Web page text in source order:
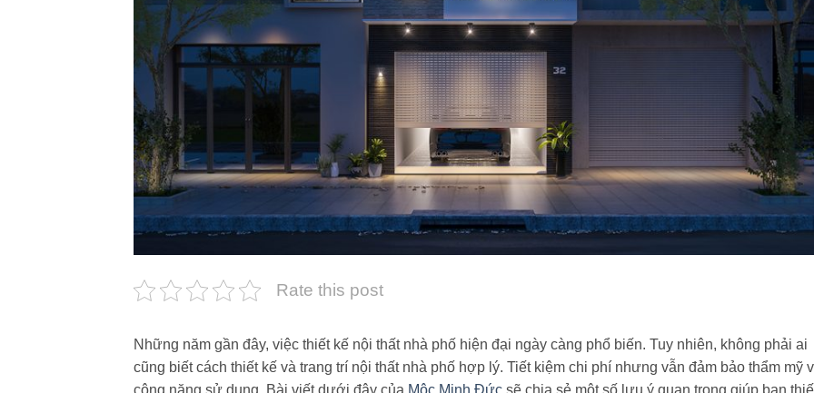
Rate this post
Những năm gần đây, việc thiết kế nội thất nhà phố hiện đại ngày càng phổ biến. Tuy nhiên, không phải ai
cũng biết cách thiết kế và trang trí nội thất nhà phố hợp lý. Tiết kiệm chi phí nhưng vẫn đảm bảo thẩm mỹ
công năng sử dụng. Bài viết dưới đây của Mộc Minh Đức sẽ chia sẻ một số lưu ý quan trọng giúp bạn